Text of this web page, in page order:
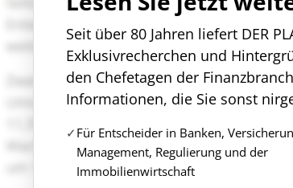
Seit über 80 Jahren liefert DER
Exklusivrecherchen und
den Chefetagen der
Informationen, die Sie sonst
Für Entscheider in Banken,
Management, Regulierung und der
Immobilienwirtschaft